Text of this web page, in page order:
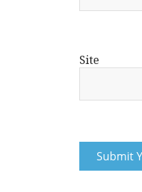
Site